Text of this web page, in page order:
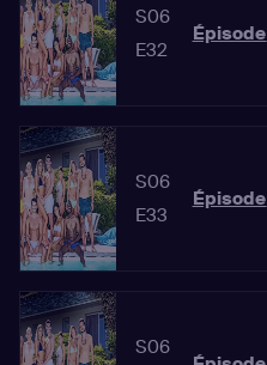
S06
E32
Épisode
S06
E33
Épisode
S06